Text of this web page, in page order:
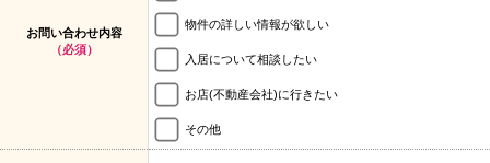
お問い合わせ内容
（必須）
物件の詳しい情報が欲しい
入居について相談したい
お店(不動産会社)に行きたい
その他